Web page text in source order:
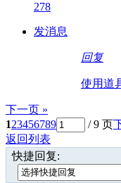
278
发消息
回复
使用道
下一页 »
123456789 / 9 页
返回列表
快捷回复: